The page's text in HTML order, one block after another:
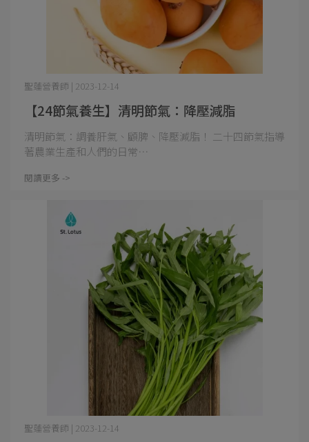
【24節氣養生】清明節氣：降壓減脂
聖蓮營養師 | 2023-12-14
清明節氣：調養肝氣、顧脾、降壓減脂！ 二十四節氣指導
著農業生產和人們的日常⋯
閱讀更多 ->
聖蓮營養師 | 2023-12-14